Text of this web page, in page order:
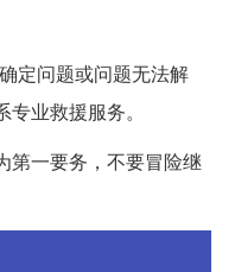
定问题或问题无法解
业救援服务。
第一要务，不要冒险继